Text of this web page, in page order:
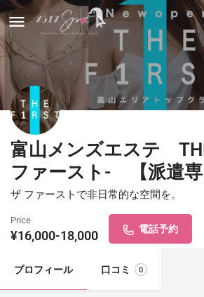
富山メンズエステ
ファースト- 【派遣専
ザ ファーストで非日常的な空間を。
Price
¥16,000-18,000 電話予約
プロフィール 口コミ 0